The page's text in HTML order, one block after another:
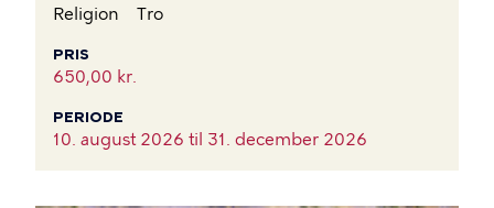
Religion
Tro
PRIS
650,00 kr.
PERIODE
10. august 2026 til 31. december 2026